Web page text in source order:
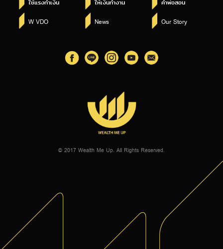
ใช้แรงทำเงิน ให้เงินทำงาน คำพ่อสอน
W VDO News Our Story
© 2017 Wealth Me Up. All Rights Reserved.